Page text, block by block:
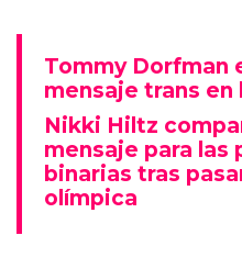
Tommy Dorfman
mensaje trans en
Nikki Hiltz
mensaje para las
binarias tras
olímpica